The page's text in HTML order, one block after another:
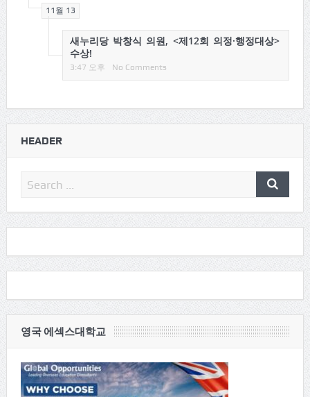
11월 13
새누리당 박창식 의원, <제12회 의정·행정대상>
수상!
3:47 오후 No Comments
HEADER
영국 에섹스대학교